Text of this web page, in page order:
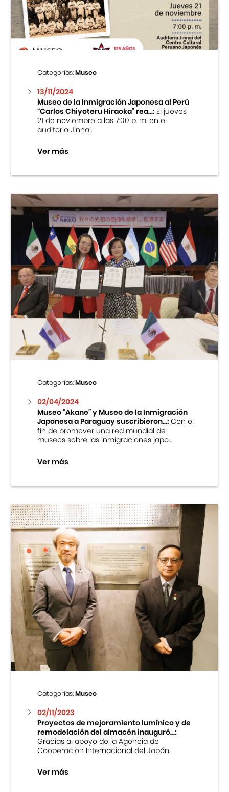
Centro Cultural Peruano Japonés
Cursos
Museo de la Inmigración Japonesa
Fondo Editorial
Teatro Peruano Japonés
Categorías:Museo
13/11/2024
Museo de la Inmigración Japonesa al Perú
“Carlos Chiyoteru Hiraoka” rea...:El jueves
21 de noviembre a las 7:00 p. m. en el
auditorio Jinnai.
Ver más
Categorías:Museo
02/04/2024
Museo “Akane” y Museo de la Inmigración
Japonesa a Paraguay suscribieron...:Con el
fin de promover una red mundial de
museos sobre las inmigraciones japo...
Ver más
Categorías:Museo
02/11/2023
Proyectos de mejoramiento lumínico y de
remodelación del almacén inauguró...:
Gracias al apoyo de la Agencia de
Cooperación Internacional del Japón.
Ver más